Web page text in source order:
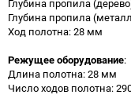
Глубина пропила
Глубина пропила
Ход полотна: 28 мм
Режущее оборудование:
Длина полотна: 28 мм
Число ходов полотна: